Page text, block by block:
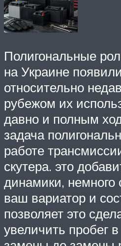
Полигональные
на Украине
относительно
рубежом их
давно и полным
задача
работе
скутера. это
динамики, немного
ваш вариатор и
позволяет это
увеличить пробег